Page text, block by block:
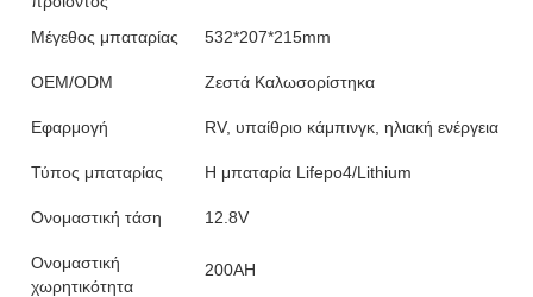
Μέγεθος μπαταρίας
532*207*215mm
OEM/ODM Ζεστά Καλωσορίστηκα
Εφαρμογή RV, υπαίθριο κάμπινγκ, ηλιακή ενέργεια
Τύπος μπαταρίας Η μπαταρία Lifepo4/Lithium
Ονομαστική τάση 12.8V
Ονομαστική
χωρητικότητα
200AH